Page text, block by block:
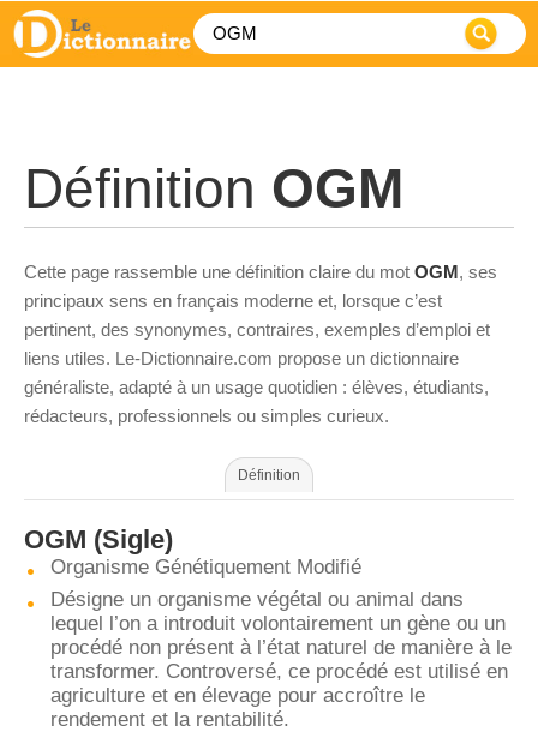
Définition OGM
Cette page rassemble une définition claire du mot OGM, ses
principaux sens en français moderne et, lorsque c’est
pertinent, des synonymes, contraires, exemples d’emploi et
liens utiles. Le-Dictionnaire.com propose un dictionnaire
généraliste, adapté à un usage quotidien : élèves, étudiants,
rédacteurs, professionnels ou simples curieux.
Définition
OGM (Sigle)
Organisme Génétiquement Modifié
Désigne un organisme végétal ou animal dans
lequel l’on a introduit volontairement un gène ou un
procédé non présent à l’état naturel de manière à le
transformer. Controversé, ce procédé est utilisé en
agriculture et en élevage pour accroître le
rendement et la rentabilité.